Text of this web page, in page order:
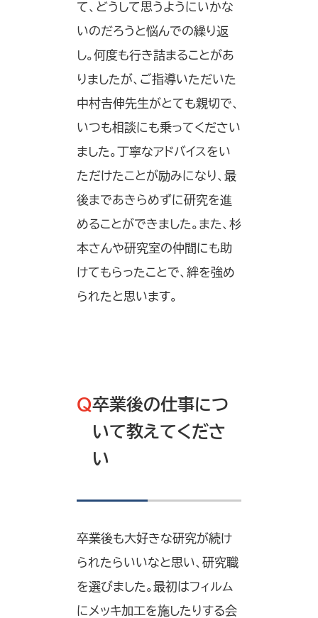
て、どうして思うようにいかな
いのだろうと悩んでの繰り返
し。何度も行き詰まることがあ
りましたが、ご指導いただいた
中村𠮷伸先生がとても親切で、
いつも相談にも乗ってください
ました。丁寧なアドバイスをい
ただけたことが励みになり、最
後まであきらめずに研究を進
めることができました。また、杉
本さんや研究室の仲間にも助
けてもらったことで、絆を強め
られたと思います。
Q卒業後の仕事につ
いて教えてくださ
い
卒業後も大好きな研究が続け
られたらいいなと思い、研究職
を選びました。最初はフィルム
にメッキ加工を施したりする会